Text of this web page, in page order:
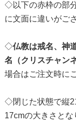
◇以下の赤枠の部
に文面に違いがご
◇仏教は戒名、神
名（クリスチャン
場合はご注文時に
◇閉じた状態で縦
17cmの大きさとな